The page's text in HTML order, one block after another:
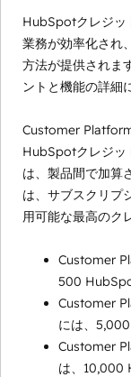
HubSpotクレジッ
業務が効率化され
方法が提供されま
ントと機能の詳細
Customer
HubSpotクレジッ
は、製品間で加算
は、サブスクリプ
用可能な最高のク
Customer
500
Customer
には、
Customer
は、10,000